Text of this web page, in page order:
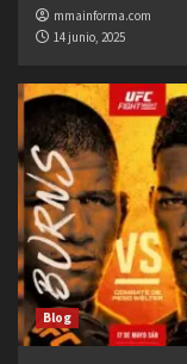
mmainforma.com
14 junio, 2025
Blog